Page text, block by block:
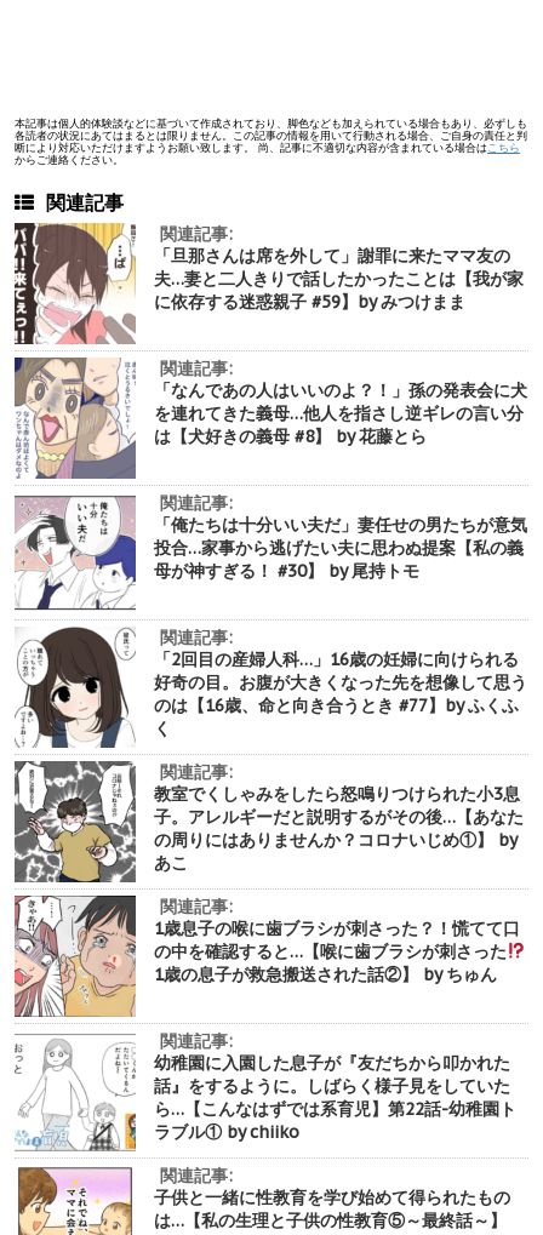
本記事は個人的体験談などに基づいて作成されており、脚色なども加えられている場合もあり、必ずしも
各読者の状況にあてはまるとは限りません。この記事の情報を用いて行動される場合、ご自身の責任と判
断により対応いただけますようお願い致します。 尚、記事に不適切な内容が含まれている場合は こちら
からご連絡ください。
関連記事
関連記事:
「旦那さんは席を外して」謝罪に来たママ友の
夫…妻と二人きりで話したかったことは【我が家
に依存する迷惑親子 #59】by みつけまま
関連記事:
「なんであの人はいいのよ？！」孫の発表会に犬
を連れてきた義母…他人を指さし逆ギレの言い分
は【犬好きの義母 #8】 by 花藤とら
関連記事:
「俺たちは十分いい夫だ」妻任せの男たちが意気
投合…家事から逃げたい夫に思わぬ提案【私の義
母が神すぎる！ #30】 by 尾持トモ
関連記事:
「2回目の産婦人科…」16歳の妊婦に向けられる
好奇の目。お腹が大きくなった先を想像して思う
のは【16歳、命と向き合うとき #77】by ふくふ
く
関連記事:
教室でくしゃみをしたら怒鳴りつけられた小3息
子。アレルギーだと説明するがその後…【あなた
の周りにはありませんか？コロナいじめ①】 by
あこ
関連記事:
1歳息子の喉に歯ブラシが刺さった？！慌てて口
の中を確認すると…【喉に歯ブラシが刺さった
1歳の息子が救急搬送された話②】 by ちゅん
関連記事:
幼稚園に入園した息子が『友だちから叩かれた
話』をするように。しばらく様子見をしていた
ら…【こんなはずでは系育児】第22話-幼稚園ト
ラブル① by chiiko
関連記事:
子供と一緒に性教育を学び始めて得られたもの
は…【私の生理と子供の性教育⑤～最終話～】